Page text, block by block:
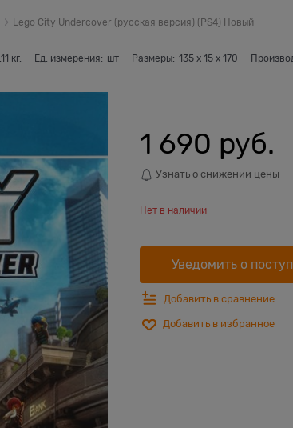
Lego City Undercover (русская версия) (PS4) Новый
кг. Ед. измерения: шт Размеры: 135x 15x 170
1 690 руб.
Узнать о снижении цены
Нет в наличии
Уведомить о
Добавить в сравнение
Добавить в избранное